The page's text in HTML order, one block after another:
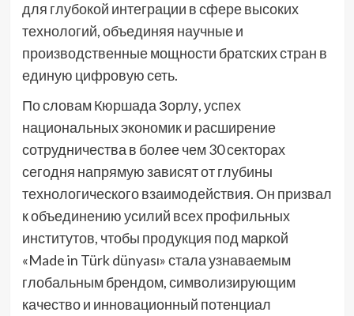
для глубокой интеграции в сфере высоких
технологий, объединяя научные и
производственные мощности братских стран в
единую цифровую сеть.
По словам Кюршада Зорлу, успех
национальных экономик и расширение
сотрудничества в более чем 30 секторах
сегодня напрямую зависят от глубины
технологического взаимодействия. Он призвал
к объединению усилий всех профильных
институтов, чтобы продукция под маркой
«Made in Türk dünyası» стала узнаваемым
глобальным брендом, символизирующим
качество и инновационный потенциал